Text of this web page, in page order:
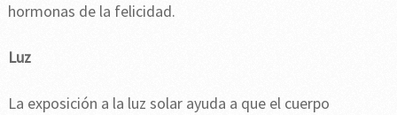
hormonas de la felicidad.
Luz
La exposición a la luz solar ayuda a que el cuerpo